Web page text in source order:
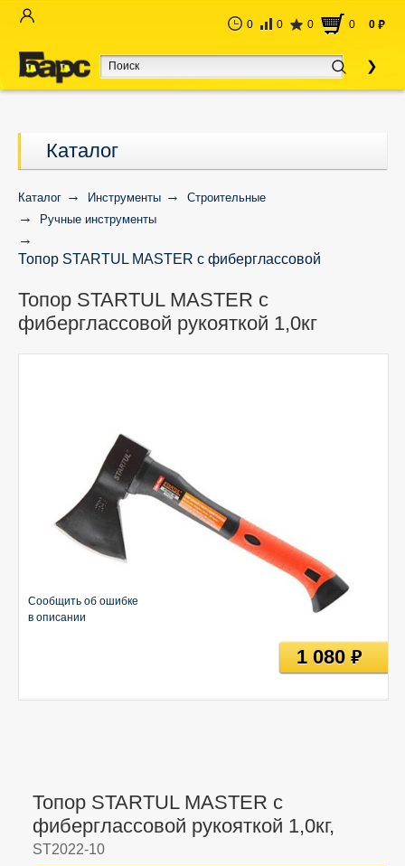
0 0 0 0 0 руб
Каталог
Каталог Инструменты
Строительные
Ручные инструменты
Топор STARTUL MASTER с фиберглассовой
Топор STARTUL MASTER с
фиберглассовой рукояткой 1,0кг
Топор STARTUL MASTER с
фиберглассовой рукояткой 1,0кг,
ST2022-10
Сообщить об ошибке
в описании
1 080руб